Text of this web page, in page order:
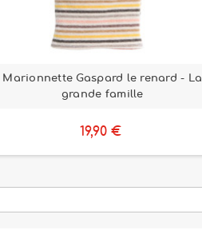
Marionnette Gaspard le renard - La
grande famille
19,90 €